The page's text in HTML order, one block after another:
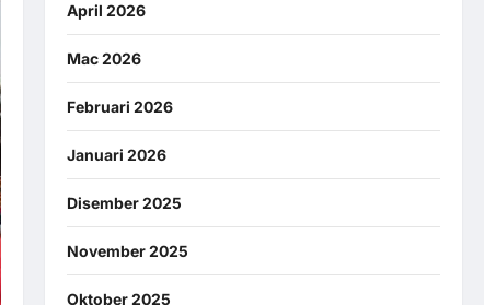
April 2026
Mac 2026
Februari 2026
Januari 2026
Disember 2025
November 2025
Oktober 2025